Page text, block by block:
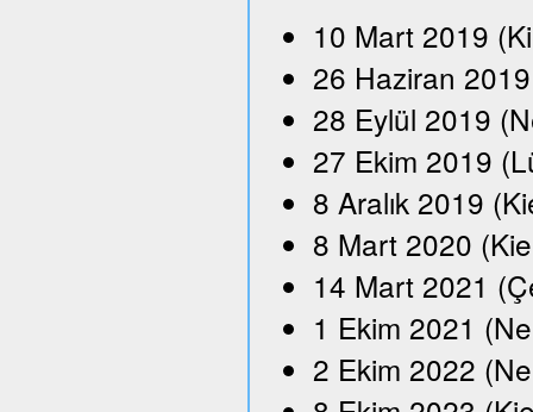
10 Mart 2019
26 Haziran
28 Eylül 2019
27 Ekim 2019
8 Aralık 2019
8 Mart 2020
14 Mart 2021
1 Ekim 2021
2 Ekim 2022